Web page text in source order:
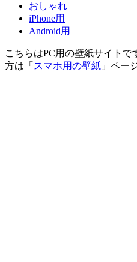
おしゃれ
iPhone用
Android用
こちらはPC用の壁紙サイト
方は「 スマホ用の壁紙 」ペー